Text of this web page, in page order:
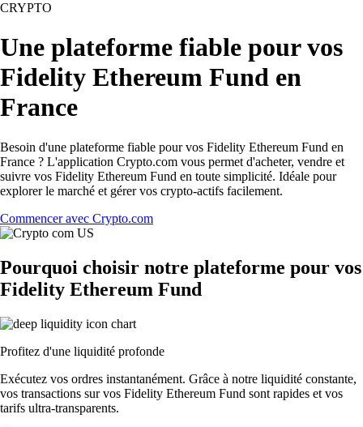
CRYPTO
Une plateforme fiable pour vos
Fidelity Ethereum Fund en
France
Besoin d'une plateforme fiable pour vos Fidelity Ethereum Fund en
France ? L'application Crypto.com vous permet d'acheter, vendre et
suivre vos Fidelity Ethereum Fund en toute simplicité. Idéale pour
explorer le marché et gérer vos crypto-actifs facilement.
Commencer avec Crypto.com
Pourquoi choisir notre plateforme pour vos
Fidelity Ethereum Fund
Profitez d'une liquidité profonde
Exécutez vos ordres instantanément. Grâce à notre liquidité constante,
vos transactions sur vos Fidelity Ethereum Fund sont rapides et vos
tarifs ultra-transparents.